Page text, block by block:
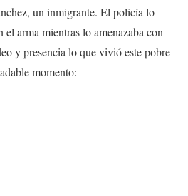
un inmigrante. El policía lo
arma mientras lo amenazaba con
y presencia lo que vivió este pobre
momento: